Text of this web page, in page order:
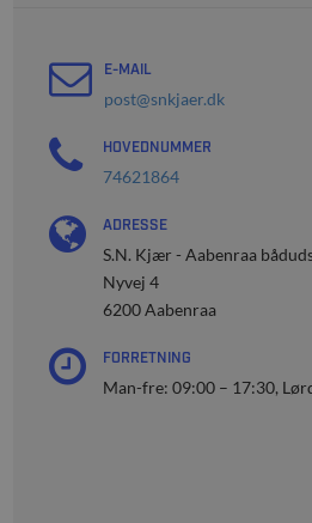
E-MAIL
post@snkjaer.dk
HOVEDNUMMER
74621864
ADRESSE
S.N. Kjær - Aabenraa
Nyvej 4
6200 Aabenraa
FORRETNING
Man-fre: 09:00 – 17:30,